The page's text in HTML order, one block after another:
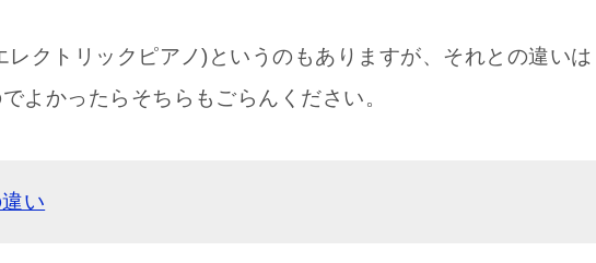
レクトリックピアノ)というのもありますが、それとの違いは
よかったらそちらもごらんください。
い